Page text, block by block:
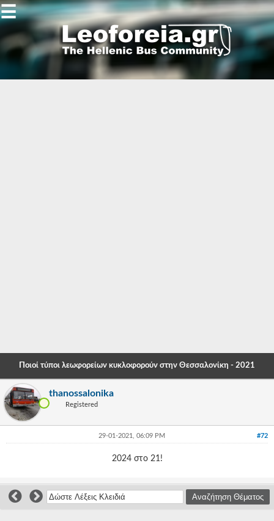
Gallery
-
-
-
-
-
-
☰
Ποιοί τύποι λεωφορείων κυκλοφορούν στην Θεσσαλονίκη - 2021
thanossalonika
Registered
#72
29-01-2021, 06:09 PM
2024 στο 21!